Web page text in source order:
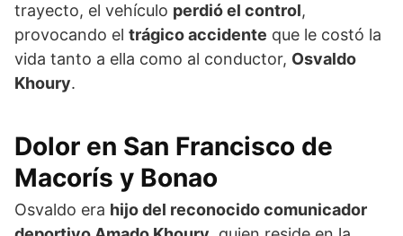
trayecto, el vehículo perdió el control,
provocando el trágico accidente que le costó la
vida tanto a ella como al conductor, Osvaldo
Khoury.
Dolor en San Francisco de
Macorís y Bonao
Osvaldo era hijo del reconocido comunicador